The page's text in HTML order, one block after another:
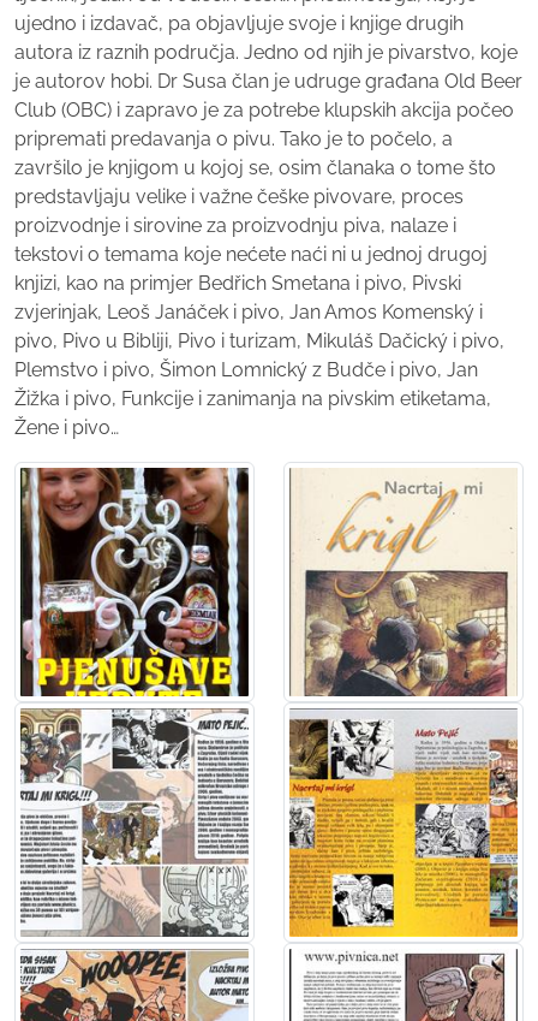
ujedno i izdavač, pa objavljuje svoje i knjige drugih
autora iz raznih područja. Jedno od njih je pivarstvo, koje
je autorov hobi. Dr Susa član je udruge građana Old Beer
Club (OBC) i zapravo je za potrebe klupskih akcija počeo
pripremati predavanja o pivu. Tako je to počelo, a
završilo je knjigom u kojoj se, osim članaka o tome što
predstavljaju velike i važne češke pivovare, proces
proizvodnje i sirovine za proizvodnju piva, nalaze i
tekstovi o temama koje nećete naći ni u jednoj drugoj
knjizi, kao na primjer Bedřich Smetana i pivo, Pivski
zvjerinjak, Leoš Janáček i pivo, Jan Amos Komenský i
pivo, Pivo u Bibliji, Pivo i turizam, Mikuláš Dačický i pivo,
Plemstvo i pivo, Šimon Lomnický z Budče i pivo, Jan
Žižka i pivo, Funkcije i zanimanja na pivskim etiketama,
Žene i pivo…